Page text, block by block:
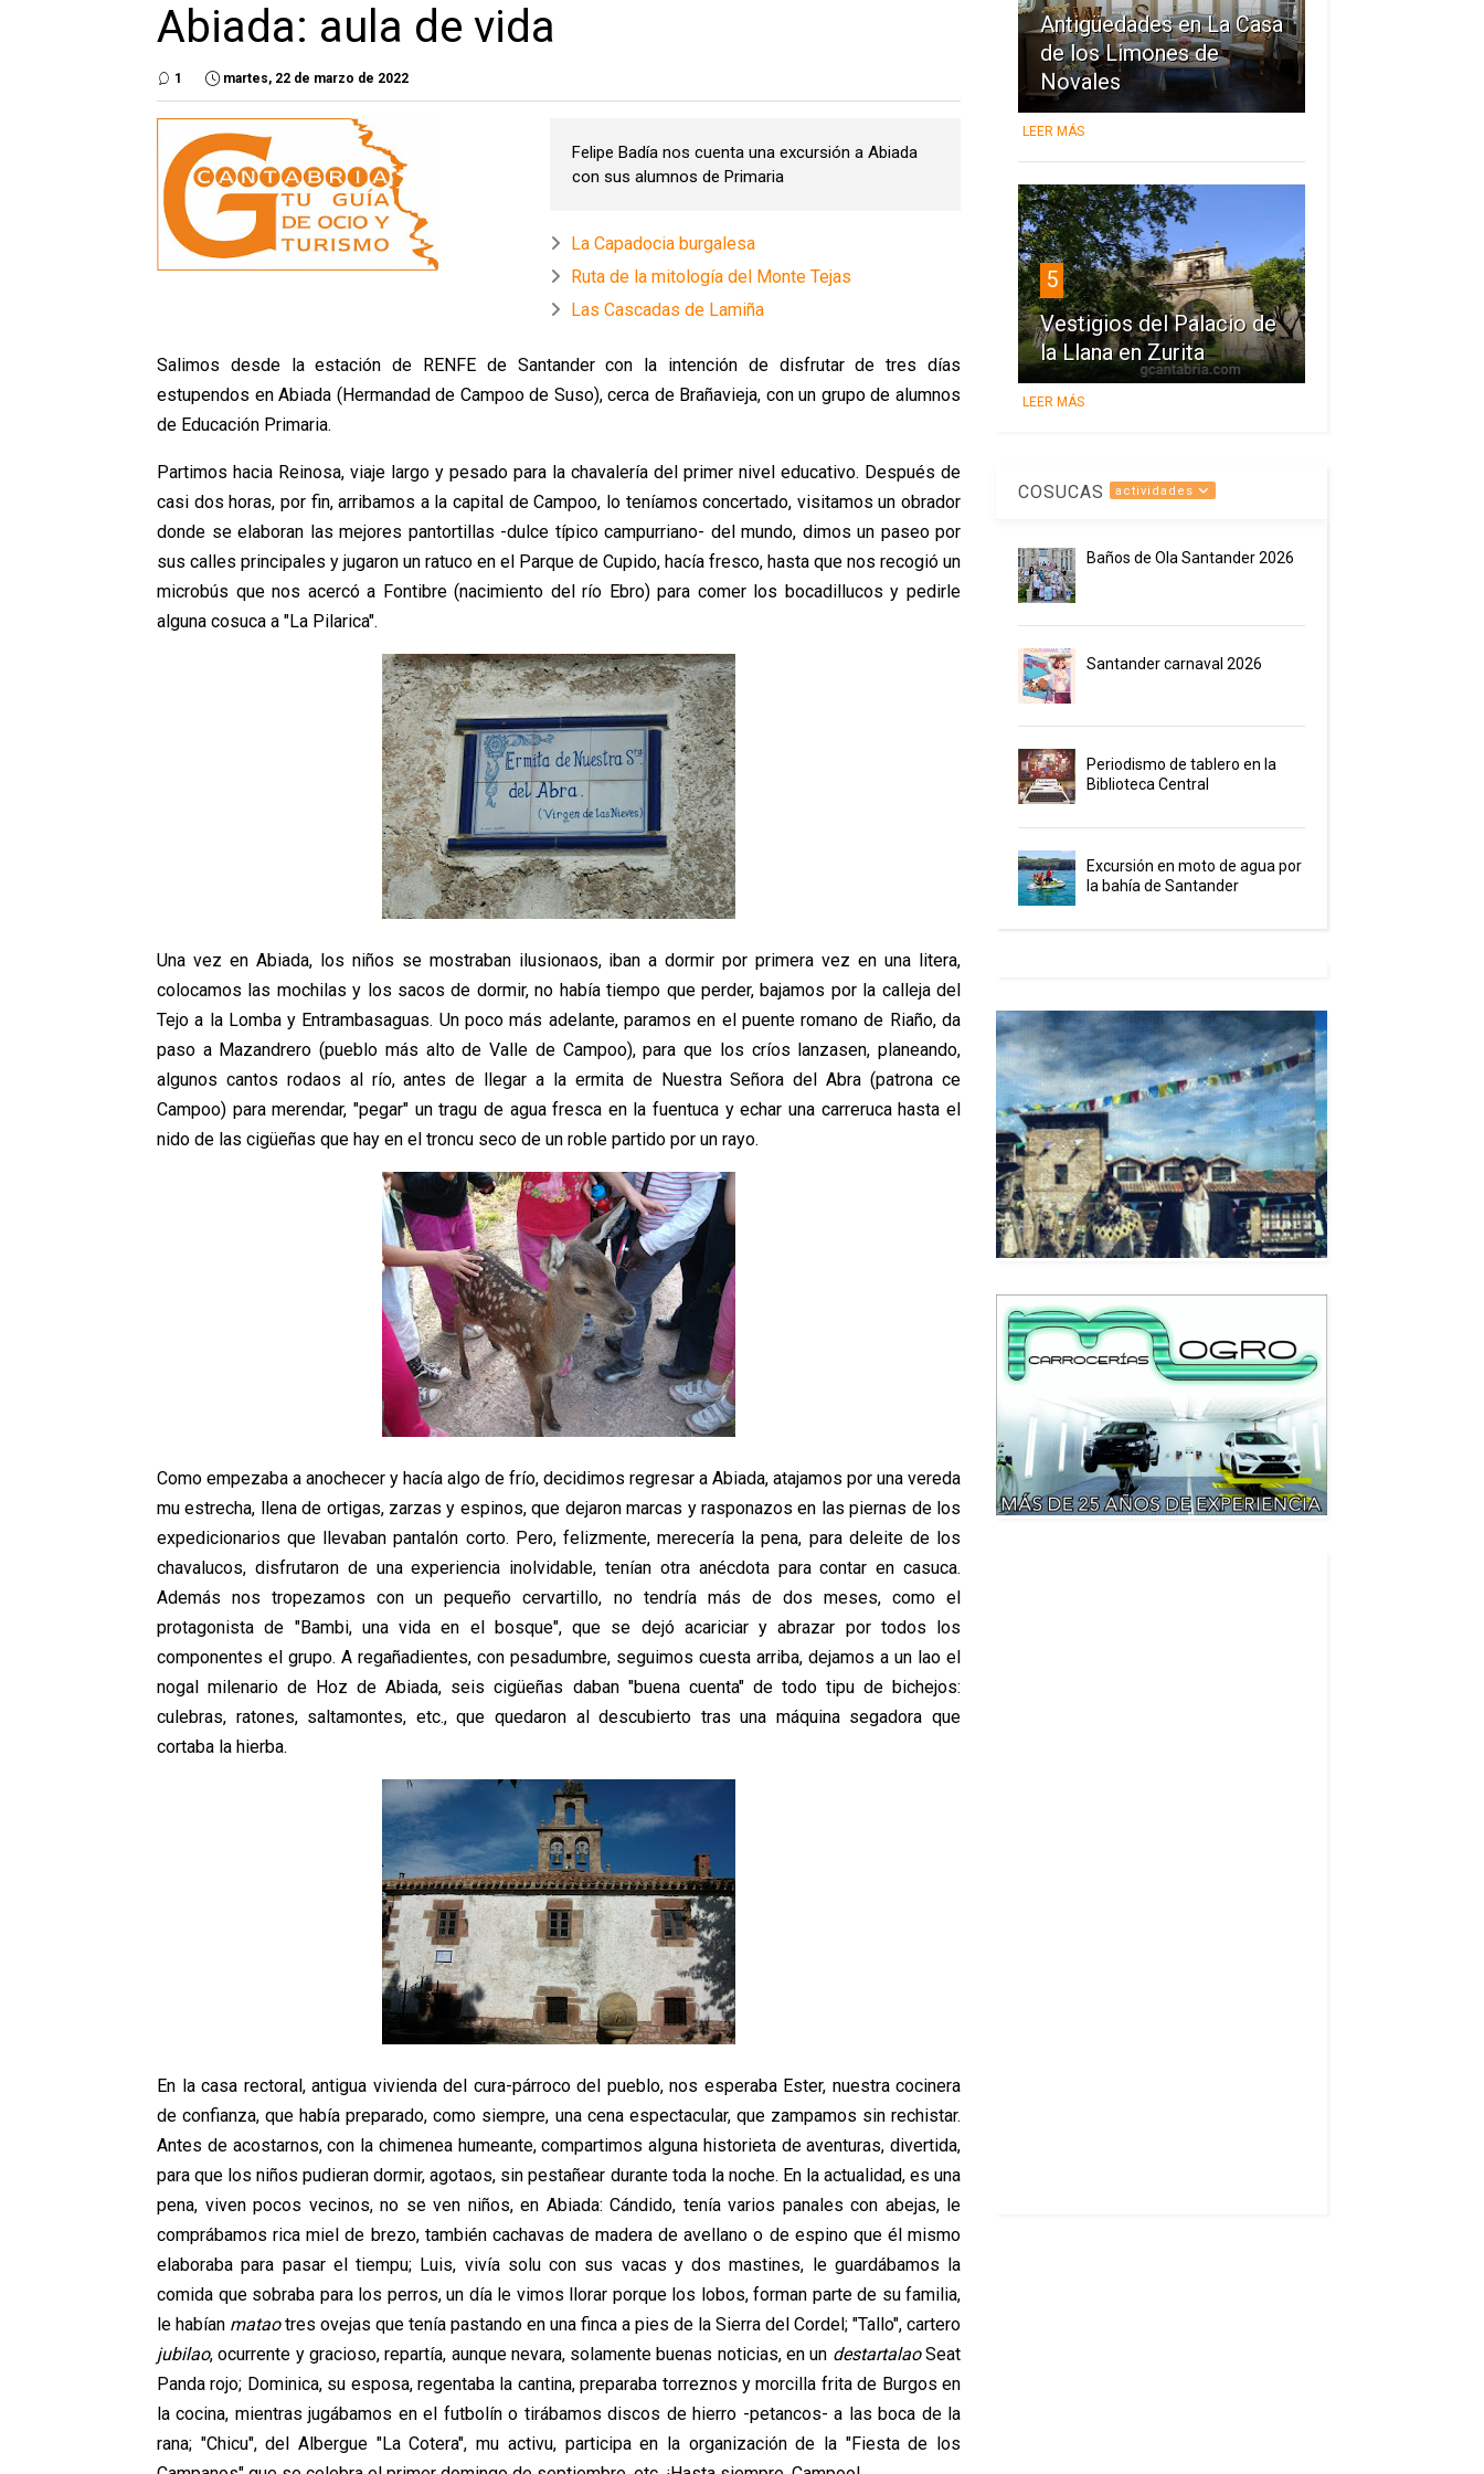
Abiada: aula de vida
1 martes, 22 de marzo de 2022
Felipe Badía nos cuenta una excursión a Abiada
con sus alumnos de Primaria
La Capadocia burgalesa
Ruta de la mitología del Monte Tejas
Las Cascadas de Lamiña
Salimos desde la estación de RENFE de Santander con la intención de disfrutar de tres días
estupendos en Abiada (Hermandad de Campoo de Suso), cerca de Brañavieja, con un grupo de alumnos
de Educación Primaria.
Partimos hacia Reinosa, viaje largo y pesado para la chavalería del primer nivel educativo. Después de
casi dos horas, por fin, arribamos a la capital de Campoo, lo teníamos concertado, visitamos un obrador
donde se elaboran las mejores pantortillas -dulce típico campurriano- del mundo, dimos un paseo por
sus calles principales y jugaron un ratuco en el Parque de Cupido, hacía fresco, hasta que nos recogió un
microbús que nos acercó a Fontibre (nacimiento del río Ebro) para comer los bocadillucos y pedirle
alguna cosuca a "La Pilarica".
Una vez en Abiada, los niños se mostraban ilusionaos, iban a dormir por primera vez en una litera,
colocamos las mochilas y los sacos de dormir, no había tiempo que perder, bajamos por la calleja del
Tejo a la Lomba y Entrambasaguas. Un poco más adelante, paramos en el puente romano de Riaño, da
paso a Mazandrero (pueblo más alto de Valle de Campoo), para que los críos lanzasen, planeando,
algunos cantos rodaos al río, antes de llegar a la ermita de Nuestra Señora del Abra (patrona ce
Campoo) para merendar, "pegar" un tragu de agua fresca en la fuentuca y echar una carreruca hasta el
nido de las cigüeñas que hay en el troncu seco de un roble partido por un rayo.
Como empezaba a anochecer y hacía algo de frío, decidimos regresar a Abiada, atajamos por una vereda
mu estrecha, llena de ortigas, zarzas y espinos, que dejaron marcas y rasponazos en las piernas de los
expedicionarios que llevaban pantalón corto. Pero, felizmente, merecería la pena, para deleite de los
chavalucos, disfrutaron de una experiencia inolvidable, tenían otra anécdota para contar en casuca.
Además nos tropezamos con un pequeño cervartillo, no tendría más de dos meses, como el
protagonista de "Bambi, una vida en el bosque", que se dejó acariciar y abrazar por todos los
componentes el grupo. A regañadientes, con pesadumbre, seguimos cuesta arriba, dejamos a un lao el
nogal milenario de Hoz de Abiada, seis cigüeñas daban "buena cuenta" de todo tipu de bichejos:
culebras, ratones, saltamontes, etc., que quedaron al descubierto tras una máquina segadora que
cortaba la hierba.
En la casa rectoral, antigua vivienda del cura-párroco del pueblo, nos esperaba Ester, nuestra cocinera
de confianza, que había preparado, como siempre, una cena espectacular, que zampamos sin rechistar.
Antes de acostarnos, con la chimenea humeante, compartimos alguna historieta de aventuras, divertida,
para que los niños pudieran dormir, agotaos, sin pestañear durante toda la noche. En la actualidad, es una
pena, viven pocos vecinos, no se ven niños, en Abiada: Cándido, tenía varios panales con abejas, le
comprábamos rica miel de brezo, también cachavas de madera de avellano o de espino que él mismo
elaboraba para pasar el tiempu; Luis, vivía solu con sus vacas y dos mastines, le guardábamos la
comida que sobraba para los perros, un día le vimos llorar porque los lobos, forman parte de su familia,
le habían mataotres ovejas que tenía pastando en una finca a pies de la Sierra del Cordel; "Tallo", cartero
jubilao, ocurrente y gracioso, repartía, aunque nevara, solamente buenas noticias, en un destartalaoSeat
Panda rojo; Dominica, su esposa, regentaba la cantina, preparaba torreznos y morcilla frita de Burgos en
la cocina, mientras jugábamos en el futbolín o tirábamos discos de hierro -petancos- a las boca de la
rana; "Chicu", del Albergue "La Cotera", mu activu, participa en la organización de la "Fiesta de los
Antigüedades en La Casa
de los Limones de
Novales
LEER MÁS
5
Vestigios del Palacio de
la Llana en Zurita
LEER MÁS
COSUCAS actividades
Baños de Ola Santander 2026
Santander carnaval 2026
Periodismo de tablero en la
Biblioteca Central
Excursión en moto de agua por
la bahía de Santander